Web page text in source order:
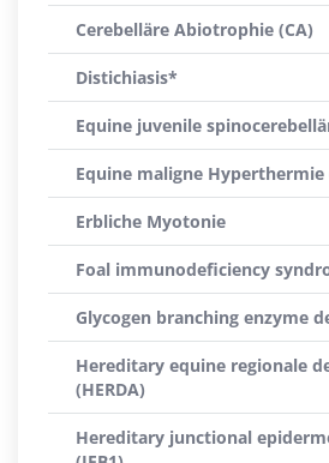
Cerebelläre Abiotrophie (CA)
Distichiasis*
Equine juvenile
Equine maligne Hyperthermie
Erbliche Myotonie
Foal immunodeficiency
Glycogen branching enzyme
Hereditary equine regionale
(HERDA)
Hereditary junctional